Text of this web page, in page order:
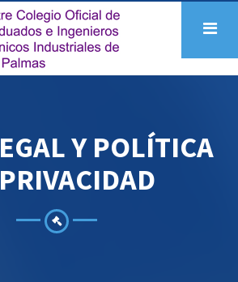
EGALY POLÍTICA
PRIVACIDAD